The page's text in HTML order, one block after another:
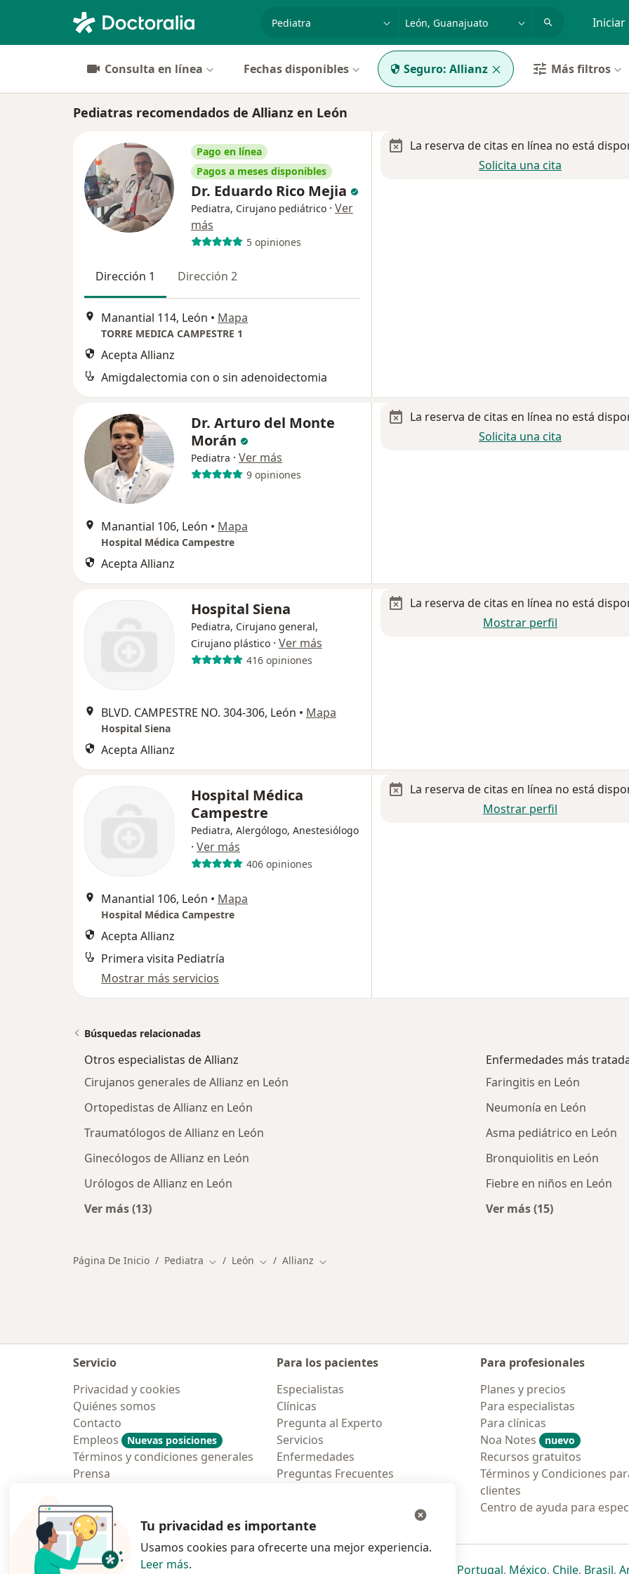
especialidad, enfermedad o nombre
p. ej. Guadalajara Iniciar
Consulta en línea Fechas disponibles Seguro: Allianz Más filtros
Pediatras recomendados de Allianz en León
Pago en línea
Pagos a meses disponibles
Dr. Eduardo Rico Mejia
Pediatra, Cirujano pediátrico · Ver
más
5 opiniones
Dirección 1 Dirección 2
Manantial 114, León • Mapa
TORRE MEDICA CAMPESTRE 1
Acepta Allianz
Amigdalectomia con o sin adenoidectomia
La reserva de citas en línea no está
Solicita una cita
Dr. Arturo del Monte
Morán
Pediatra · Ver más
9 opiniones
Manantial 106, León • Mapa
Hospital Médica Campestre
Acepta Allianz
La reserva de citas en línea no está
Solicita una cita
Hospital Siena
Pediatra, Cirujano general,
Cirujano plástico · Ver más
416 opiniones
BLVD. CAMPESTRE NO. 304-306, León • Mapa
Hospital Siena
Acepta Allianz
La reserva de citas en línea no está
Mostrar perfil
Hospital Médica
Campestre
Pediatra, Alergólogo, Anestesiólogo
· Ver más
406 opiniones
Manantial 106, León • Mapa
Hospital Médica Campestre
Acepta Allianz
Primera visita Pediatría
Mostrar más servicios
La reserva de citas en línea no está
Mostrar perfil
Búsquedas relacionadas
Otros especialistas de Allianz
Cirujanos generales de Allianz en León
Ortopedistas de Allianz en León
Traumatólogos de Allianz en León
Ginecólogos de Allianz en León
Urólogos de Allianz en León
Ver más (13)
Enfermedades más
Faringitis en León
Neumonía en León
Asma pediátrico en León
Bronquiolitis en León
Fiebre en niños en León
Ver más (15)
Página De Inicio Pediatra Cambiar de ciudad
León Cambiar de ciudad
Allianz Cambiar de ciudad
Servicio
Privacidad y cookies
Quiénes somos
Contacto
Empleos
Nuevas posiciones
Términos y condiciones generales
Prensa
Para los pacientes
Especialistas
Clínicas
Pregunta al Experto
Servicios
Enfermedades
Preguntas Frecuentes
Para profesionales
Planes y precios
Para especialistas
Para clínicas
Noa Notes
nuevo
Recursos gratuitos
Términos y Condiciones
clientes
Centro de ayuda para
Polska se abre en una nueva pestaña
se abre en una nueva pestaña
se abre en una nueva pestaña
se abre en una nueva pestaña
Portugalse abre en una nueva
, Méxicose abre en una
, Chilese abre
, Brasilse
,
Tu privacidad es importante
Usamos cookies para ofrecerte una mejor experiencia.
Leer más.